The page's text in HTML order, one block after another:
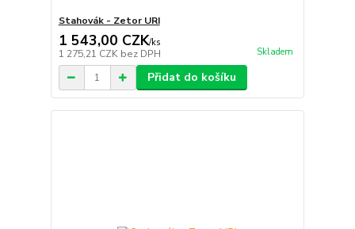
Stahovák - Zetor URI
1 543,00 CZK/ks
1 275,21 CZK bez DPH Skladem
Přidat do košíku